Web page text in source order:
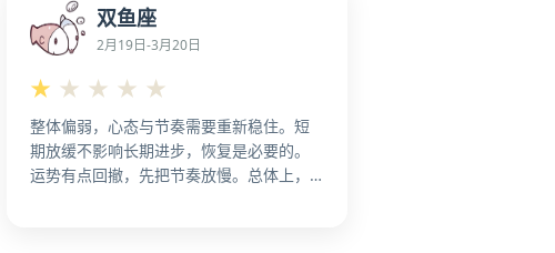
看，把窗口期用在关键节点上。 主动争取
资源，机会更容易落地，更利于冲刺节
新场景，更容易形成亮点。 适合展示成
果，提升可见度。
双鱼座
2月19日-3月20日
★ ★ ★ ★ ★
整体偏弱，心态与节奏需要重新稳住。短
期放缓不影响长期进步，恢复是必要的。
运势有点回撤，先把节奏放慢。总体上，